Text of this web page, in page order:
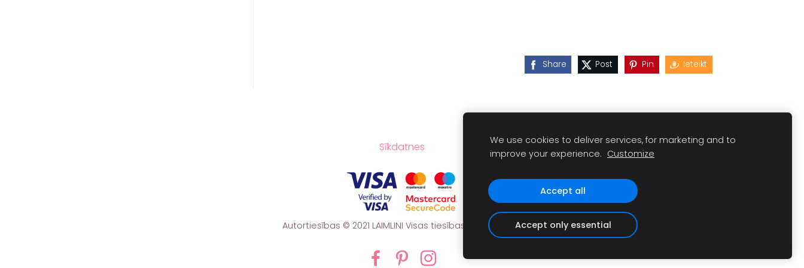
Share Post Pin Ieteikt
Sīkdatnes
Autortiesības © 2021 LAIMLINI Visas tiesības aizsargātas.
We use cookies to deliver services, for marketing and to
improve your experience. Customize
Accept all
Accept only essential